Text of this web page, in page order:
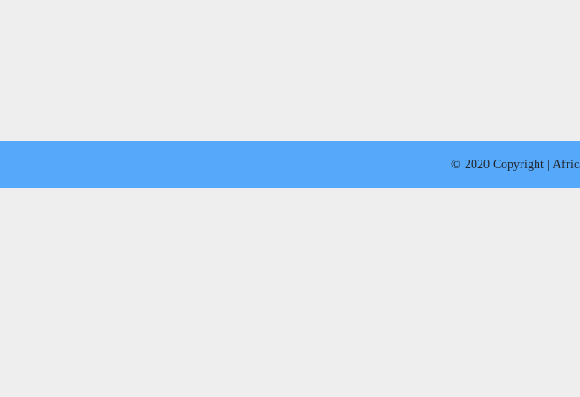
© 2020 Copyright |